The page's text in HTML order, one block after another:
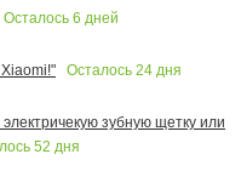
Осталось 6 дней
Осталось 24 дня
зубную щетку или
52 дня